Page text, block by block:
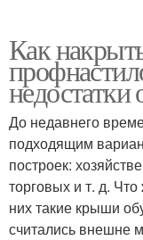
Как
До недавнего
подходящим
построек:
торговых и т. д.
них такие крыши
считались внешне